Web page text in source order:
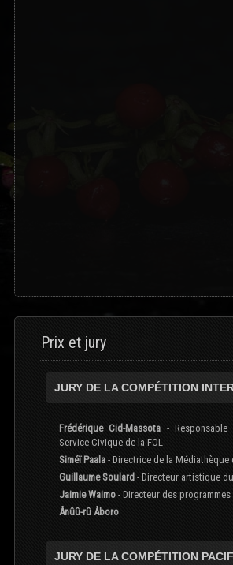
Prix et jury
JURY DE LA COMPÉTITION
Frédérique Cid-Massota -
Service Civique de la FOL
Siméï Paala - Directrice de la Médiathèque
Guillaume Soulard - Directeur artistique
Jaimie Waimo - Directeur des programmes
Ânûû-rû Âboro
JURY DE LA COMPÉTITION